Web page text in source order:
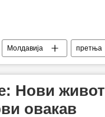
Молдавија претња
Нови живот
овакав